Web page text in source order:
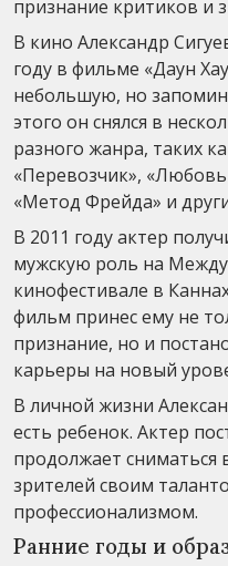
признание критиков и
В кино Александр
году в фильме «Даун
небольшую, но
этого он снялся в
разного жанра, таких
«Перевозчик»,
«Метод Фрейда» и
В 2011 году актер
мужскую роль на
кинофестивале в
фильм принес ему не
признание, но и
карьеры на новый
В личной жизни
есть ребенок. Актер
продолжает сниматься
зрителей своим
профессионализмом.
Ранние годы и